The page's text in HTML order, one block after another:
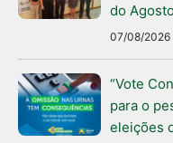
do
07/08/2026
“Vote
para o
eleições